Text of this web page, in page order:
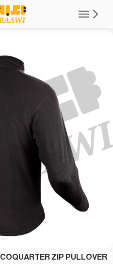
COQUARTER ZIP PULLOVER-بني-2XL